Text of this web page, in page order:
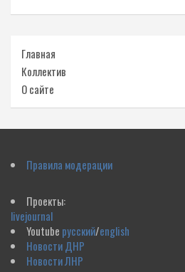
Главная
Коллектив
О сайте
Правила модерации
Проекты:
livejournal
Youtube русский/english
Новости ДНР
Новости ЛНР